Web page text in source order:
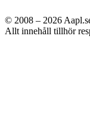
© 2008 – 2026
Allt innehåll tillhör